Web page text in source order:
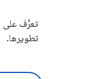
تعرَّف على
تطويرها.